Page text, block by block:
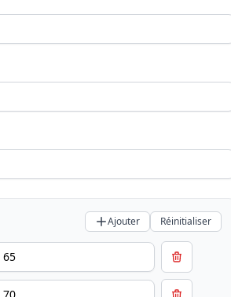
Ajouter Réinitialiser